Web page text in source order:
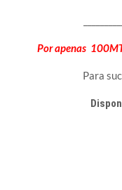
Por apenas
Para